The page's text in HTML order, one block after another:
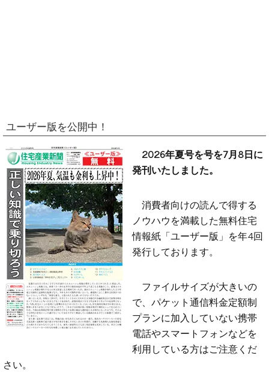
ユーザー版を公開中！
2026年夏号を号を7月8日に
発刊いたしました。
消費者向けの読んで得する
ノウハウを満載した無料住宅
情報紙「ユーザー版」を年4回
発行しております。
ファイルサイズが大きいの
で、パケット通信料金定額制
プランに加入していない携帯
電話やスマートフォンなどを
利用している方はご注意くだ
さい。